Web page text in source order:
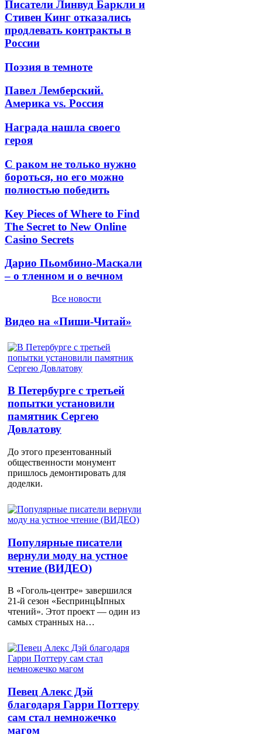
Писатели Линвуд Баркли и
Стивен Кинг отказались
продлевать контракты в
России
Поэзия в темноте
Павел Лемберский.
Америка vs. Россия
Награда нашла своего
героя
С раком не только нужно
бороться, но его можно
полностью победить
Key Pieces of Where to Find
The Secret to New Online
Casino Secrets
Дарио Пьомбино-Маскали
– о тленном и о вечном
Все новости
Видео на «Пиши-Читай»
В Петербурге с третьей
попытки установили
памятник Сергею
Довлатову
До этого презентованный
общественности монумент
пришлось демонтировать для
доделки.
Популярные писатели
вернули моду на устное
чтение (ВИДЕО)
В «Гоголь-центре» завершился
21-й сезон «БеспринцЫпных
чтений». Этот проект — один из
самых странных на…
Певец Алекс Дэй
благодаря Гарри Поттеру
сам стал немножечко
магом